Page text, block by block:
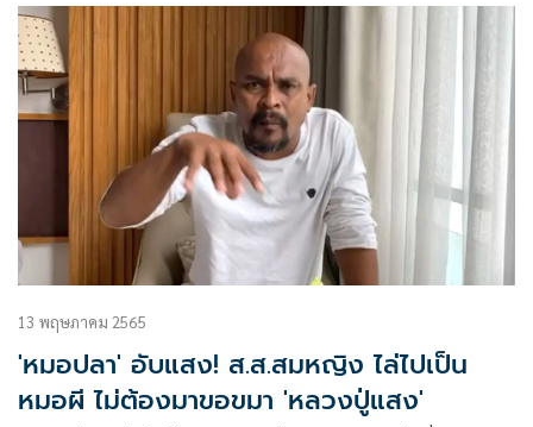
อ้างว่ามีคลิปลวนลามผู้หญิง แต่เกิดกระแสตีกลับหมอปลา จน
ต้องกลับลำว่า ไม่ได้มีเจตนาเล่นงานหลวงปู่ แต่ต้องการแฉ
พฤติกรรมลูกศิษย์หาผลประโยชน์
13 พฤษภาคม 2565
'หมอปลา' อับแสง! ส.ส.สมหญิง ไล่ไปเป็น
หมอผี ไม่ต้องมาขอขมา 'หลวงปู่แสง'